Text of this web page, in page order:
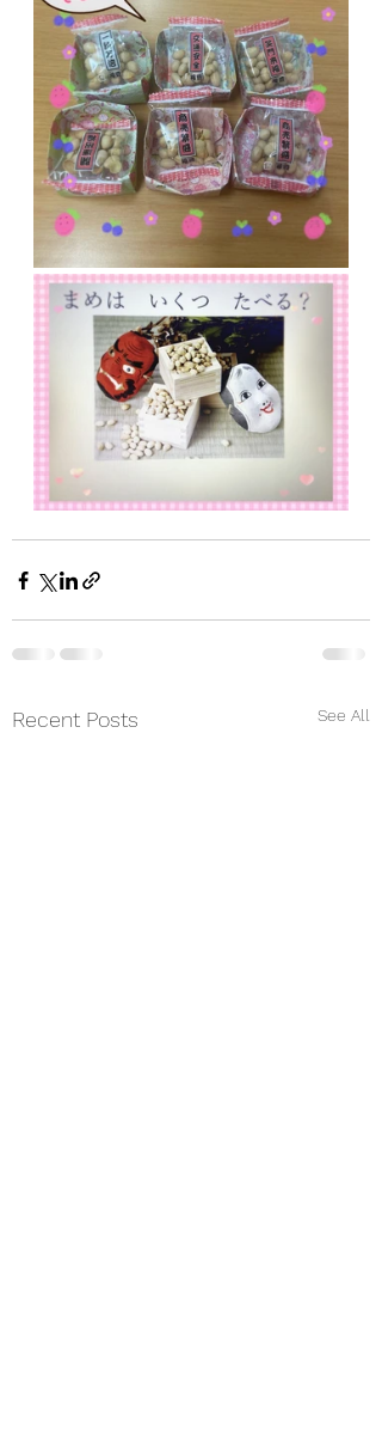
Recent Posts See All